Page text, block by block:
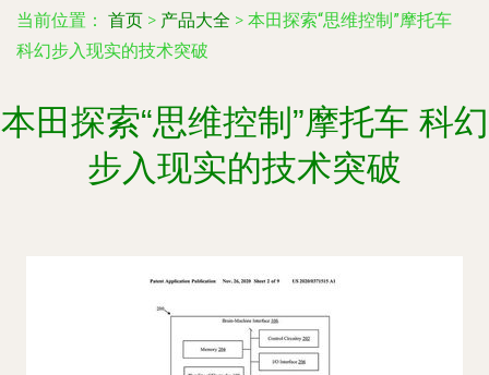
当前位置： 首页 > 产品大全 > 本田探索“思维控制”摩托车
科幻步入现实的技术突破
本田探索“思维控制”摩托车 科幻
步入现实的技术突破